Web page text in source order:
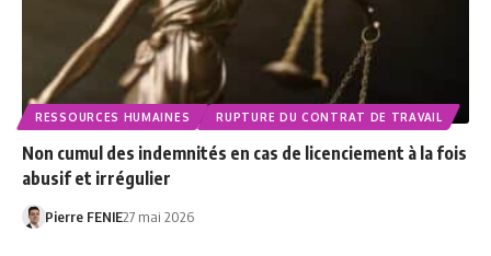
RESSOURCES HUMAINES RUPTURE DU CONTRAT DE TRAVAIL
Non cumul des indemnités en cas de licenciement à la fois
abusif et irrégulier
Pierre FENIE27 mai 2026